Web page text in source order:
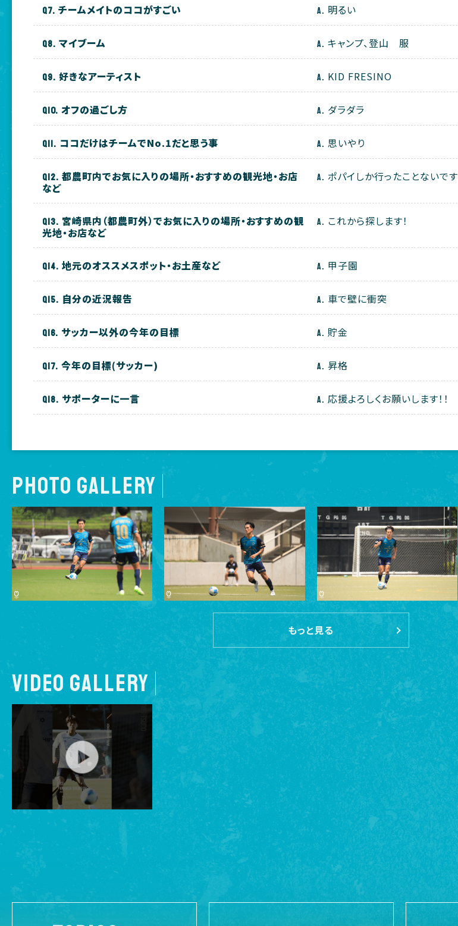
チームメイトのココがすごい 明るい
マイブーム キャンプ、登山 服
好きなアーティスト KID FRESINO
オフの過ごし方 ダラダラ
ココだけはチームでNo.1だと思う事 思いやり
都農町内でお気に入りの場所・おすすめの観光地・お店
など
ポパイしか行ったことないです
宮崎県内（都農町外）でお気に入りの場所・おすすめの観
光地・お店など
これから探します！
地元のオススメスポット・お土産など 甲子園
自分の近況報告 車で壁に衝突
サッカー以外の今年の目標 貯金
今年の目標(サッカー) 昇格
サポーターに一言 応援よろしくお願いします！！
PHOTO GALLERY
もっと見る
VIDEO GALLERY